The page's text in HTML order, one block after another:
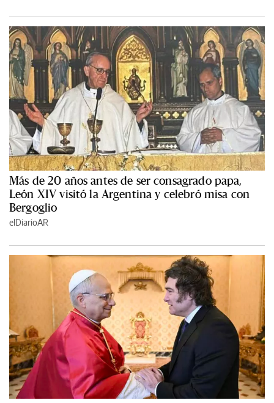
Más de 20 años antes de ser consagrado papa,
León XIV visitó la Argentina y celebró misa con
Bergoglio
elDiarioAR